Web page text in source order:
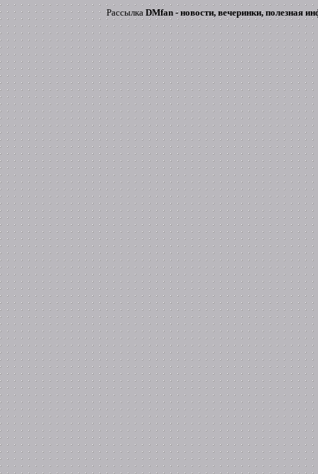
Рассылка DMfan - новости, вечеринки, полезная